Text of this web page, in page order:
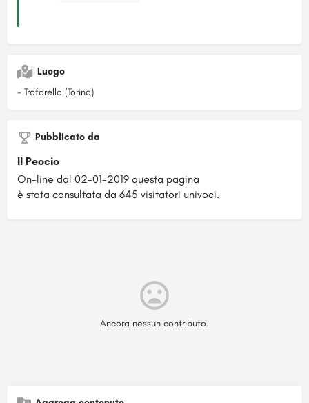
Luogo
- Trofarello (Torino)
Pubblicato da
Il Peocio
On-line dal 02-01-2019 questa pagina
è stata consultata da 645 visitatori univoci.
Ancora nessun contributo.